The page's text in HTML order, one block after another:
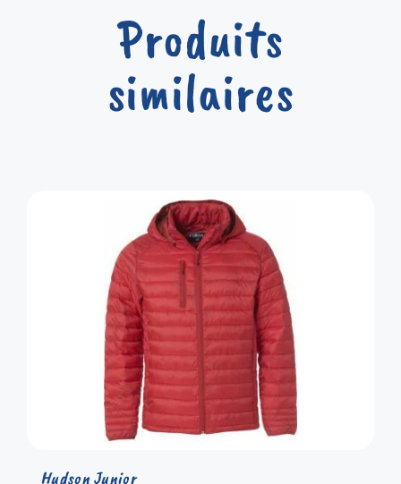
Produits
similaires
Hudson Junior